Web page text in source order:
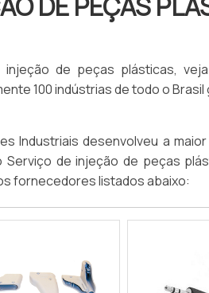
de peças plásticas,
100 indústrias de todo o
Industriais desenvolveu a
Serviço de injeção de peças
fornecedores listados abaixo: